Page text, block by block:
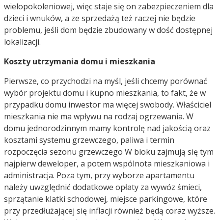
wielopokoleniowej, więc staje się on zabezpieczeniem dla
dzieci i wnuków, a ze sprzedażą też raczej nie będzie
problemu, jeśli dom będzie zbudowany w dość dostępnej
lokalizacji.
Koszty utrzymania domu i mieszkania
Pierwsze, co przychodzi na myśl, jeśli chcemy porównać
wybór projektu domu i kupno mieszkania, to fakt, że w
przypadku domu inwestor ma więcej swobody. Właściciel
mieszkania nie ma wpływu na rodzaj ogrzewania. W
domu jednorodzinnym mamy kontrolę nad jakością oraz
kosztami systemu grzewczego, paliwa i termin
rozpoczęcia sezonu grzewczego W bloku zajmują się tym
najpierw deweloper, a potem wspólnota mieszkaniowa i
administracja. Poza tym, przy wyborze apartamentu
należy uwzględnić dodatkowe opłaty za wywóz śmieci,
sprzątanie klatki schodowej, miejsce parkingowe, które
przy przedłużającej się inflacji również będą coraz wyższe.